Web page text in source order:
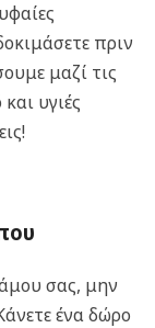
πριν
μαζί τις
υγιές
σας, μην
ένα δώρο